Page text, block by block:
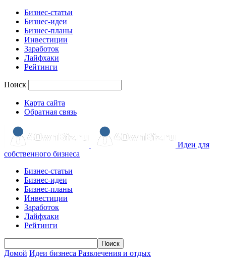
Бизнес-статьи
Бизнес-идеи
Бизнес-планы
Инвестиции
Заработок
Лайфхаки
Рейтинги
Поиск
Карта сайта
Обратная связь
Идеи для
собственного бизнеса
Бизнес-статьи
Бизнес-идеи
Бизнес-планы
Инвестиции
Заработок
Лайфхаки
Рейтинги
Домой Идеи бизнеса Развлечения и отдых